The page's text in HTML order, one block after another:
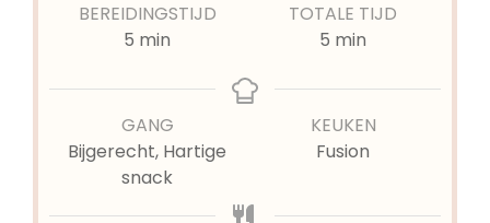
BEREIDINGSTIJD
5 minuten
min
TOTALE TIJD
5 minuten
min
GANG
Bijgerecht, Hartige
snack
KEUKEN
Fusion